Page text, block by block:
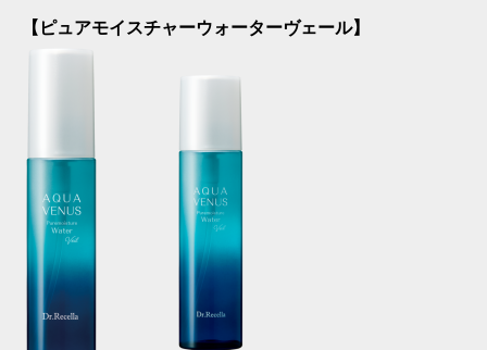
【ピュアモイスチャーウォーターヴェール】